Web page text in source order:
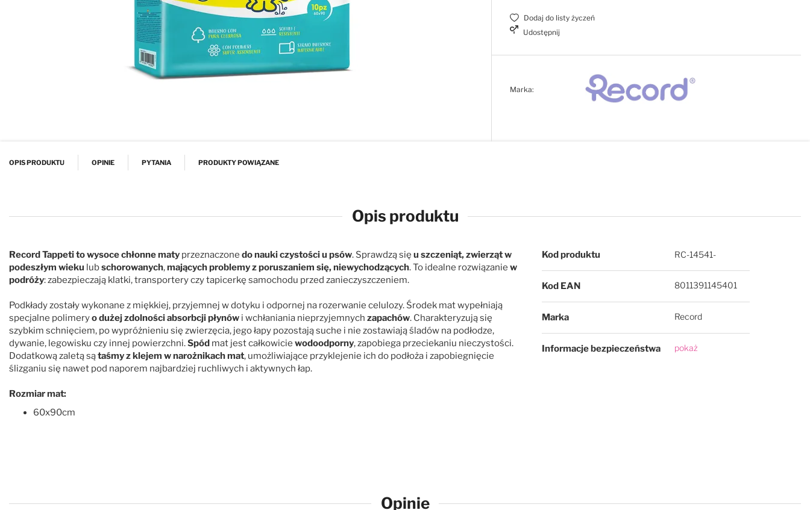
Dodaj do listy życzeń
Udostępnij
Marka:
OPIS PRODUKTU OPINIE PYTANIA PRODUKTY POWIĄZANE
Opis produktu
Record Tappeti to wysoce chłonne maty przeznaczone do nauki czystości u psów. Sprawdzą się u szczeniąt, zwierząt w
podeszłym wieku lubschorowanych,mających problemy z poruszaniem się, niewychodzących. To idealne rozwiązanie w
podróży: zabezpieczają klatki, transportery czy tapicerkę samochodu przed zanieczyszczeniem.
Podkłady zostały wykonane z miękkiej, przyjemnej w dotyku i odpornej na rozerwanie celulozy. Środek mat wypełniają
specjalne polimeryo dużej zdolności absorbcji płynów i wchłaniania nieprzyjemnych zapachów. Charakteryzują się
szybkim schnięciem, po wypróżnieniu się zwierzęcia, jego łapy pozostają suche i nie zostawiają śladów na podłodze,
dywanie, legowisku czy innej powierzchni.Spód mat jest całkowicie wodoodporny, zapobiega przeciekaniu nieczystości.
Dodatkową zaletą sątaśmy z klejem w narożnikach mat, umożliwiające przyklejenie ich do podłoża i zapobiegnięcie
ślizganiu się nawet pod naporem najbardziej ruchliwych i aktywnych łap.
Rozmiar mat:
60x90cm
Więcej informacji
Kod produktu RC-14541-
Kod EAN 8011391145401
Marka Record
Informacje bezpieczeństwa pokaż
Opinie